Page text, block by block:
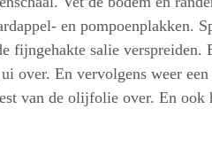
en pompoenplakken.
fijngehakte salie verspreiden.
over. En vervolgens weer
van de olijfolie over. En ook